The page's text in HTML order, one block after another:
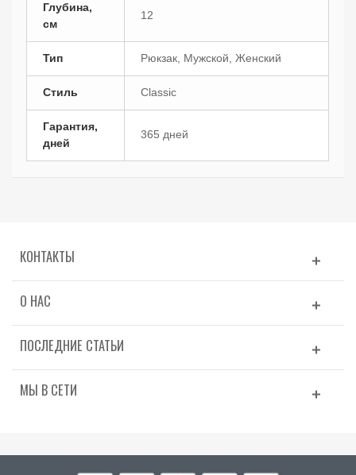
Глубина,
см
12
Тип Рюкзак, Мужской, Женский
Стиль Classic
Гарантия,
дней
365 дней
КОНТАКТЫ
О НАС
ПОСЛЕДНИЕ СТАТЬИ
МЫ В СЕТИ